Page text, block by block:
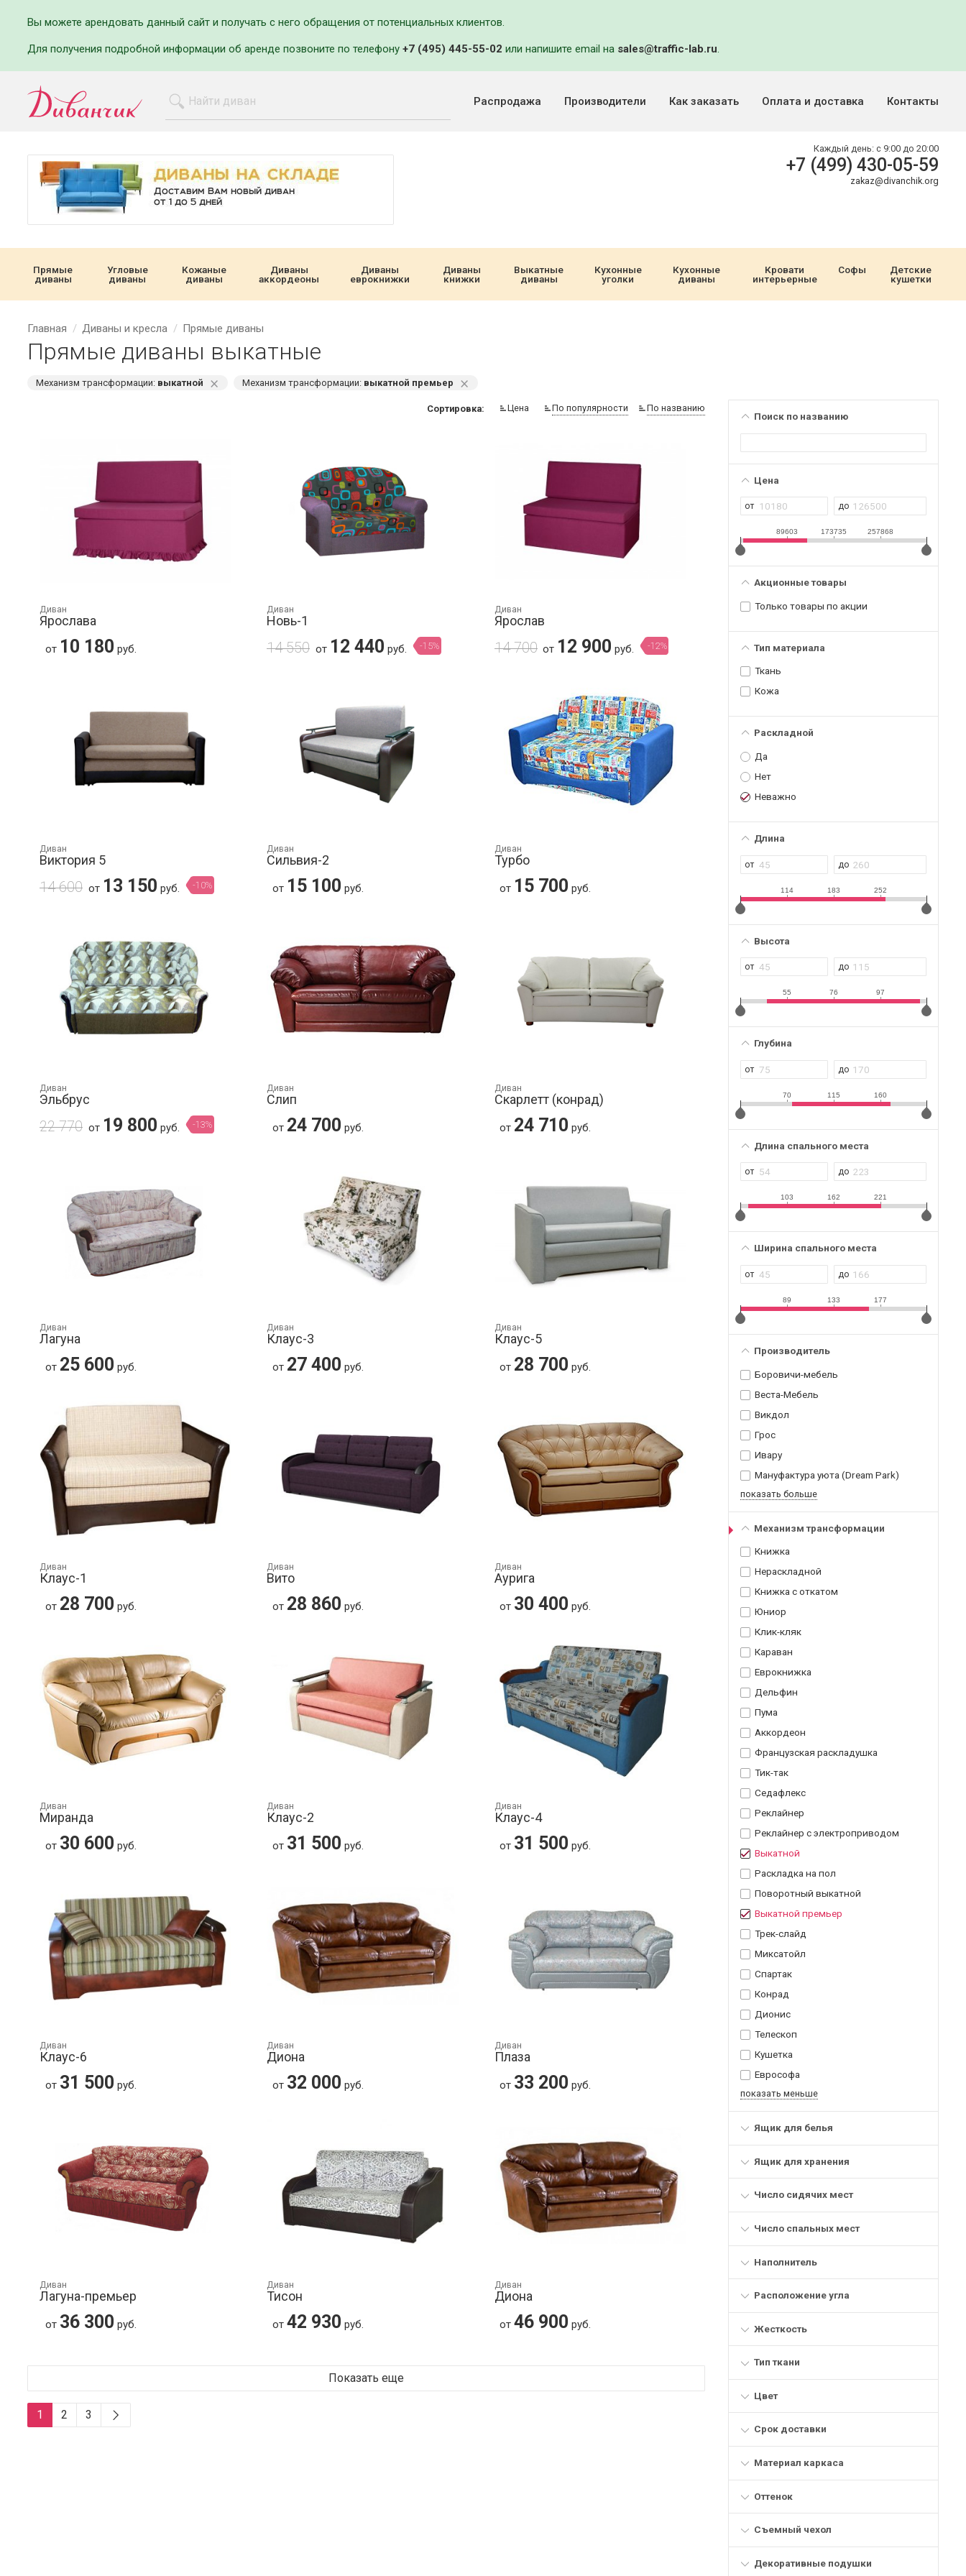
Вы можете арендовать данный сайт и получать с него обращения от потенциальных клиентов.
Для получения подробной информации об аренде позвоните по телефону +7 (495) 445-55-02 или напишите email на sales@traffic-lab.ru.
Распродажа Производители Как заказать Оплата и доставка Контакты
Каждый день: с 9:00 до 20:00
+7 (499) 430-05-59
zakaz@divanchik.org
Прямые
диваны
Угловые
диваны
Кожаные
диваны
Диваны
аккордеоны
Диваны
еврокнижки
Диваны
книжки
Выкатные
диваны
Кухонные
уголки
Кухонные
диваны
Кровати
интерьерные
Софы
Детские
кушетки
Главная Диваны и кресла Прямые диваны
Прямые диваны выкатные
Поиск по названию
Цена
89603 173735 257868
Акционные товары
Только товары по акции
Тип материала
Ткань
Кожа
Раскладной
Да
Нет
Неважно
Длина
114 183 252
Высота
55 76 97
Глубина
70 115 160
Длина спального места
103 162 221
Ширина спального места
89 133 177
Производитель
Боровичи-мебель
Веста-Мебель
Викдол
Грос
Ивару
Мануфактура уюта (Dream Park)
показать больше
Механизм трансформации
Книжка
Нераскладной
Книжка с откатом
Юниор
Клик-кляк
Караван
Еврокнижка
Дельфин
Пума
Аккордеон
Французская раскладушка
Тик-так
Седафлекс
Реклайнер
Реклайнер с электроприводом
Выкатной
Раскладка на пол
Поворотный выкатной
Выкатной премьер
Трек-слайд
Миксатойл
Спартак
Конрад
Дионис
Телескоп
Кушетка
Еврософа
показать меньше
Ящик для белья
Ящик для хранения
Число сидячих мест
Число спальных мест
Наполнитель
Расположение угла
Жесткость
Тип ткани
Цвет
Срок доставки
Материал каркаса
Оттенок
Съемный чехол
Декоративные подушки
Механизм трансформации: выкатной ⨯ Механизм трансформации: выкатной премьер ⨯
Сортировка: Цена По популярности По названию
Диван
Ярослава
от 10 180 руб.
Диван
Новь-1
14 550 от 12 440 руб. -15%
Диван
Ярослав
14 700 от 12 900 руб. -12%
Диван
Виктория 5
14 600 от 13 150 руб. -10%
Диван
Сильвия-2
от 15 100 руб.
Диван
Турбо
от 15 700 руб.
Диван
Эльбрус
22 770 от 19 800 руб. -13%
Диван
Слип
от 24 700 руб.
Диван
Скарлетт (конрад)
от 24 710 руб.
Диван
Лагуна
от 25 600 руб.
Диван
Клаус-3
от 27 400 руб.
Диван
Клаус-5
от 28 700 руб.
Диван
Клаус-1
от 28 700 руб.
Диван
Вито
от 28 860 руб.
Диван
Аурига
от 30 400 руб.
Диван
Миранда
от 30 600 руб.
Диван
Клаус-2
от 31 500 руб.
Диван
Клаус-4
от 31 500 руб.
Диван
Клаус-6
от 31 500 руб.
Диван
Диона
от 32 000 руб.
Диван
Плаза
от 33 200 руб.
Диван
Лагуна-премьер
от 36 300 руб.
Диван
Тисон
от 42 930 руб.
Диван
Диона
от46 900 руб.
Показать еще
1 2 3